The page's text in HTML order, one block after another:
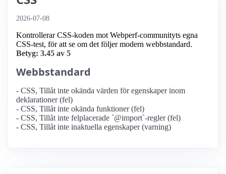
2026-07-08
Kontrollerar CSS-koden mot Webperf-communityts egna
CSS-test, för att se om det följer modern webbstandard.
Betyg: 3.45 av 5
Webbstandard
- CSS, Tillåt inte okända värden för egenskaper inom
deklarationer (fel)
- CSS, Tillåt inte okända funktioner (fel)
- CSS, Tillåt inte felplacerade `@import`-regler (fel)
- CSS, Tillåt inte inaktuella egenskaper (varning)